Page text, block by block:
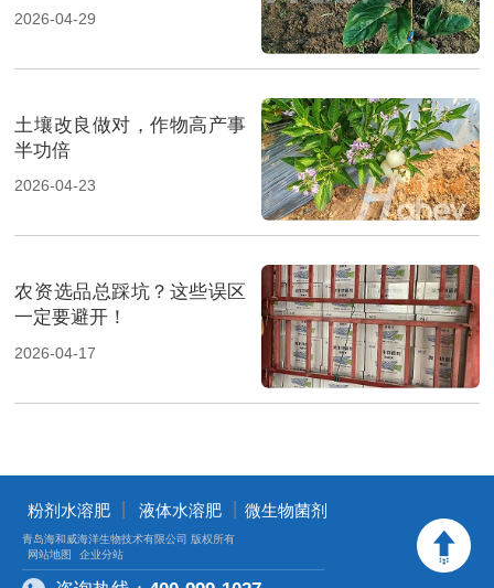
2026-04-29
土壤改良做对，作物高产事
半功倍
2026-04-23
农资选品总踩坑？这些误区
一定要避开！
2026-04-17
粉剂水溶肥 液体水溶肥 丨微生物菌剂
青岛海和威海洋生物技术有限公司 版权所有
网站地图
企业分站